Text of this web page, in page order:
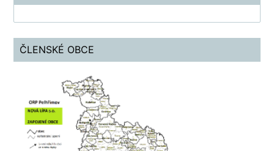
ČLENSKÉ OBCE